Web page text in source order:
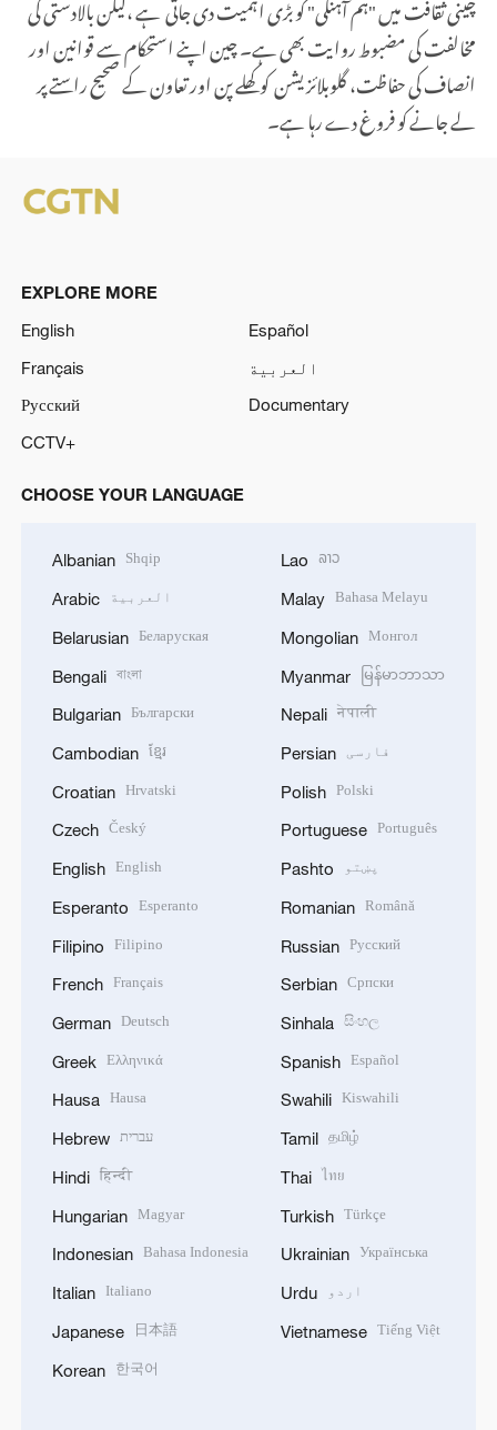
مخالفت کی مضبوط روایت بھی ہے۔ چین اپنے استحکام سے قوانین اور
انصاف کی حفاظت، گلوبلائزیشن کو کھلے پن اور تعاون کے صحیح راستے پر
لے جانے کو فروغ دے رہا ہے۔
EXPLORE MORE
English
Español
Français
العربية
Русский
Documentary
CCTV+
CHOOSE YOUR LANGUAGE
Albanian Shqip
Arabic العربية
Belarusian Беларуская
Bengali বাংলা
Bulgarian Български
Cambodian ខ្មែរ
Croatian Hrvatski
Czech Český
English English
Esperanto Esperanto
Filipino Filipino
French Français
German Deutsch
Greek Ελληνικά
Hausa Hausa
Hebrew עברית
Hindi हिन्दी
Hungarian Magyar
Indonesian Bahasa Indonesia
Italian Italiano
Japanese 日本語
Korean 한국어
Lao ລາວ
Malay Bahasa Melayu
Mongolian Монгол
Myanmar မြန်မာဘာသာ
Nepali नेपाली
Persian فارسی
Polish Polski
Portuguese Português
Pashto پښتو
Romanian Română
Russian Русский
Serbian Српски
Sinhala සිංහල
Spanish Español
Swahili Kiswahili
Tamil தமிழ்
Thai ไทย
Turkish Türkçe
Ukrainian Українська
Urdu اردو
Vietnamese Tiếng Việt